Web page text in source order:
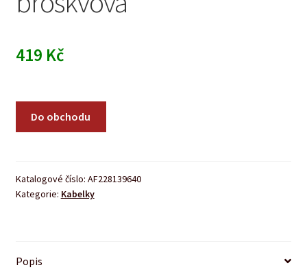
419 Kč
Do obchodu
Katalogové číslo: AF228139640
Kategorie: Kabelky
Popis